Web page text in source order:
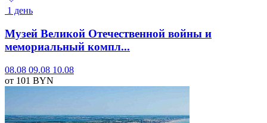
1 день
Музей Великой Отечественной войны и
мемориальный компл...
08.08 09.08 10.08
от 101 BYN